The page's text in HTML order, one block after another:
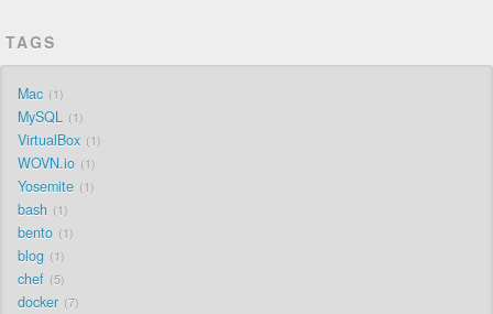
TAGS
Mac 1
MySQL 1
VirtualBox 1
WOVN.io 1
Yosemite 1
bash 1
bento 1
blog 1
chef 5
docker 7